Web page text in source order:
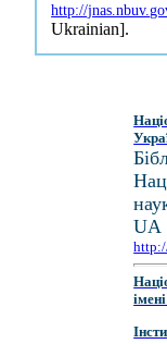
http://
Ukrainian].
UA